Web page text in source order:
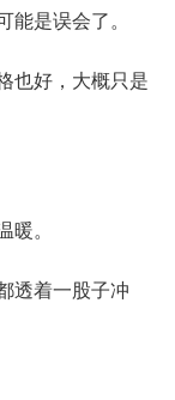
是误会了。
好，大概只是
。
透着一股子冲